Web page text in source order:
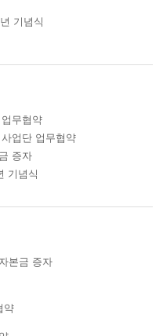
기념식
무협약
업단 업무협약
증자
기념식
본금 증자
약